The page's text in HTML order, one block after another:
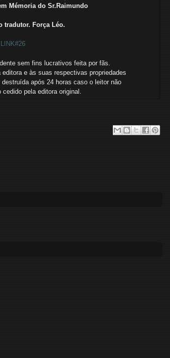
Mémoria do Sr.Raimundo
tradutor. Força Léo.
LINK#26
sem fins lucrativos feita por fãs.
e às suas respectivas propriedades
após 24 horas caso o leitor não
cedido pela editora original.